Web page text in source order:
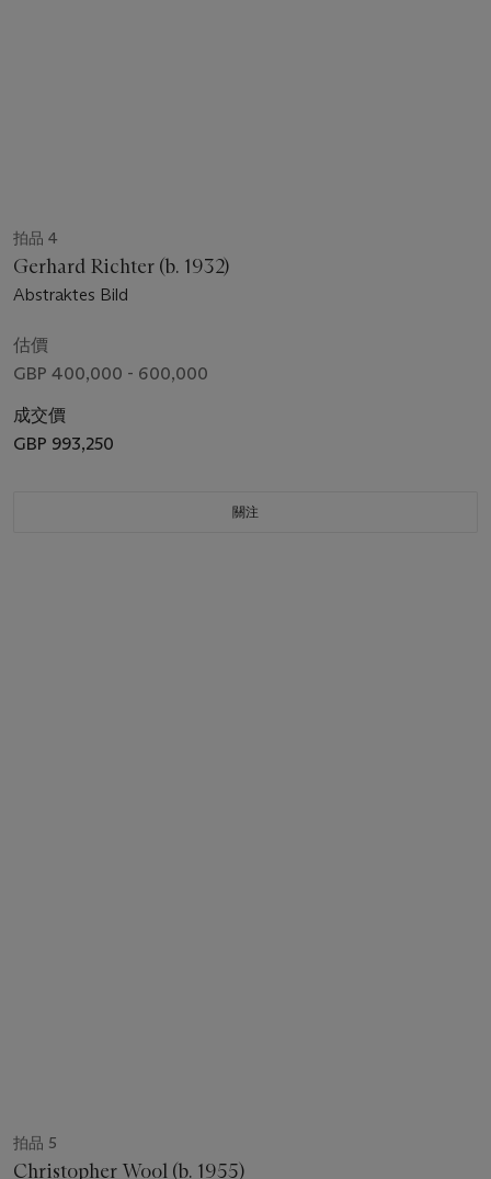
拍品 4
Gerhard Richter (b. 1932)
Abstraktes Bild
估價
GBP 400,000 - 600,000
成交價
GBP 993,250
關注
拍品 5
Christopher Wool (b. 1955)